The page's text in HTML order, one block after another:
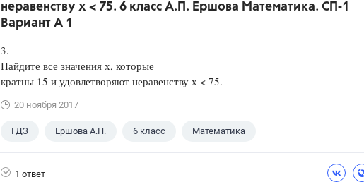
неравенству х < 75. 6 класс А.П. Ершова Математика. СП-1
Вариант А 1
3.
Найдите все значения х, которые
кратны 15 и удовлетворяют неравенству х < 75.
20 ноября 2017
ГДЗ Ершова А.П. 6 класс Математика
1 ответ